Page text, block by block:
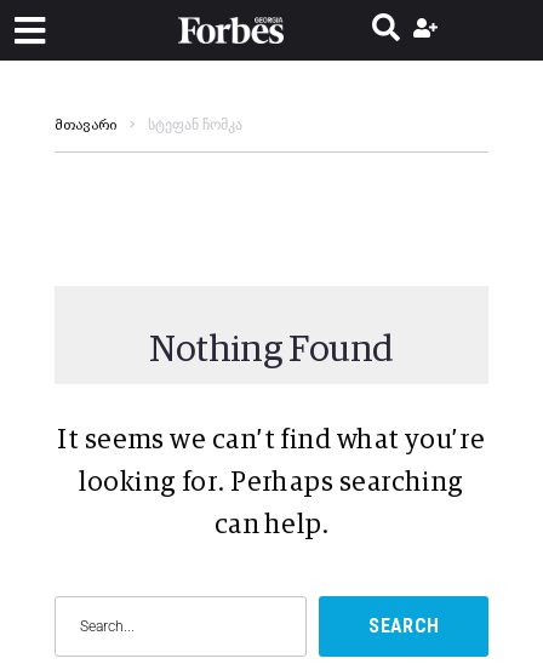
მთავარი სტეფან ჩომკა
Nothing Found
It seems we can’t find what you’re
looking for. Perhaps searching
can help.
SEARCH